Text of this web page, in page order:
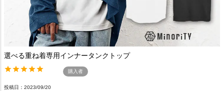
選べる重ね着専用インナータンクトップ
購入者
投稿日 2023/09/20